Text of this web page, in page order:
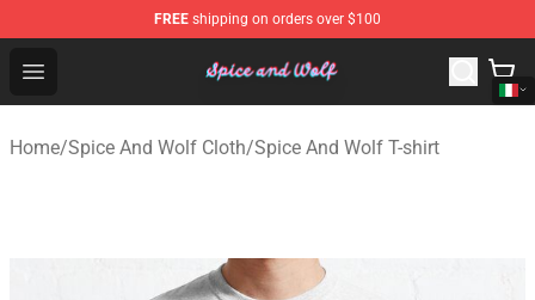
FREE shipping on orders over $100
Open menu
Spice And Wolf Store - Official Spice And Wolf
Home/Spice And Wolf Cloth/Spice And Wolf T-shirt